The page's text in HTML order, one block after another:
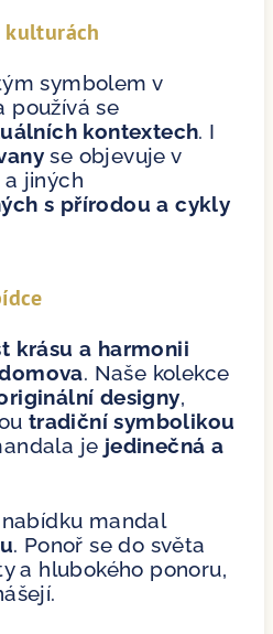
kulturách
symbolem v
používá se
kontextech. I
se objevuje v
a jiných
s přírodou a cykly
krásu a harmonii
. Naše kolekce
designy,
tradiční symbolikou
je jedinečná a
mandal
. Ponoř se do světa
a hlubokého ponoru,